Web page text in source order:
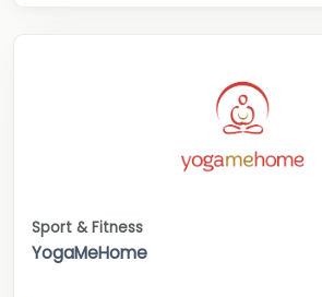
Sport & Fitness
YogaMeHome